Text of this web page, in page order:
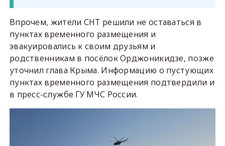
Впрочем, жители СНТ решили не оставаться в
пунктах временного размещения и
эвакуировались к своим друзьям и
родственникам в посёлок Орджоникидзе, позже
уточнил глава Крыма. Информацию о пустующих
пунктах временного размещения подтвердили и
в пресс-службе ГУ МЧС России.